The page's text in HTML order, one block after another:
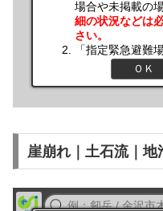
崖崩れ｜土石流｜地